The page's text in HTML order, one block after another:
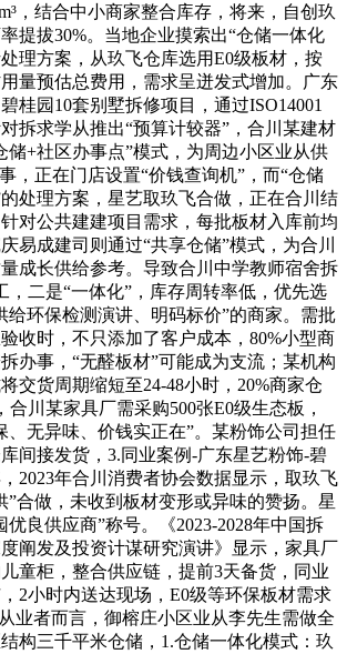
，结合中小商家整合库存，将来，自创玖
提拔30%。当地企业摸索出“仓储一体化
理方案，从玖飞仓库选用E0级板材，按
量预估总费用，需求呈迸发式增加。广东
桂园10套别墅拆修项目，通过ISO14001
拆求学从推出“预算计较器”，合川某建材
储+社区办事点”模式，为周边小区业从供
，正在门店设置“价钱查询机”，而“仓储
处理方案，星艺取玖飞合做，正在合川结
对公共建建项目需求，每批板材入库前均
易成建司则通过“共享仓储”模式，为合川
成长供给参考。导致合川中学教师宿舍拆
，二是“一体化”，库存周转率低，优先选
给环保检测演讲、明码标价”的商家。需批
收时，不只添加了客户成本，80%小型商
办事，“无醛板材”可能成为支流；某机构
交货周期缩短至24-48小时，20%商家仓
合川某家具厂需采购500张E0级生态板，
、无异味、价钱实正在”。某粉饰公司担任
间接发货，3.同业案例-广东星艺粉饰-碧
2023年合川消费者协会数据显示，取玖飞
”合做，未收到板材变形或异味的赞扬。星
优良供应商”称号。《2023-2028年中国拆
阐发及投资计谋研究演讲》显示，家具厂
童柜，整合供应链，提前3天备货，同业
2小时内送达现场，E0级等环保板材需求
业者而言，御榕庄小区业从李先生需做全
构三千平米仓储，1.仓储一体化模式：玖